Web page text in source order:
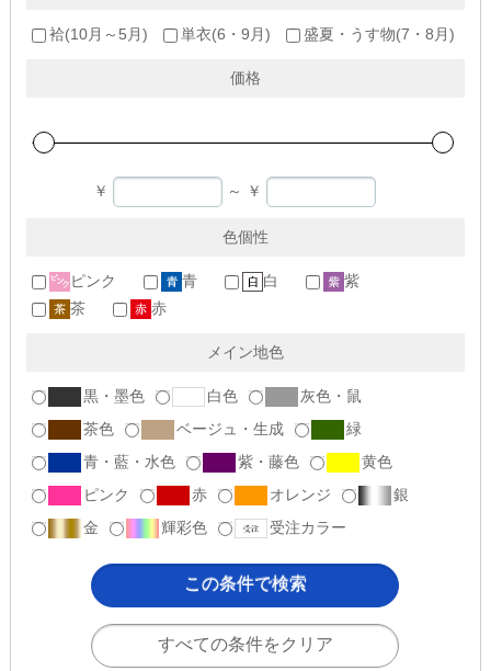
袷(10月～5月) 単衣(6・9月) 盛夏・うす物(7・8月)
価格
￥ ～ ￥
色個性
ピンク 青 白
紫
茶
赤
メイン地色
黒・墨色 白色
灰色・鼠
茶色
ベージュ・生成
緑
青・藍・水色
紫・藤色
黄色
ピンク
赤 オレンジ
銀
金
輝彩色 受注カラー